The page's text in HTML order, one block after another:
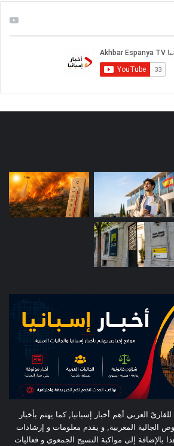
العربي أهم أخبار إسبانيا, كما يهتم بأخبار
الجالية المغربية, و يقدم معلومات و إرشادات
بالإضافة إلى مواكبة النسيج الجمعوي و فعاليات